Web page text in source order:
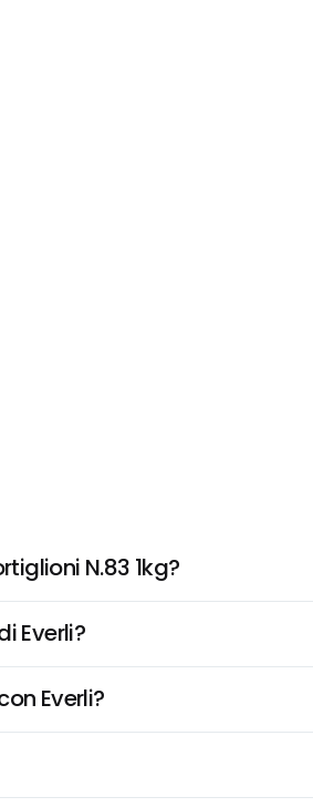
N.83 1kg?
Everli?
Everli?